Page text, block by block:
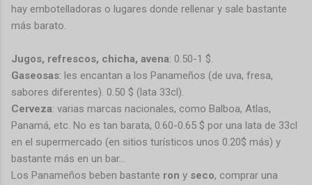
hay embotelladoras o lugares donde rellenar y sale bastante
más barato.
Jugos, refrescos, chicha, avena: 0.50-1 $.
Gaseosas: les encantan a los Panameños (de uva, fresa,
sabores diferentes). 0.50 $ (lata 33cl).
Cerveza: varias marcas nacionales, como Balboa, Atlas,
Panamá, etc. No es tan barata, 0.60-0.65 $ por una lata de 33cl
en el supermercado (en sitios turísticos unos 0.20$ más) y
bastante más en un bar…
Los Panameños beben bastante ron y seco, comprar una